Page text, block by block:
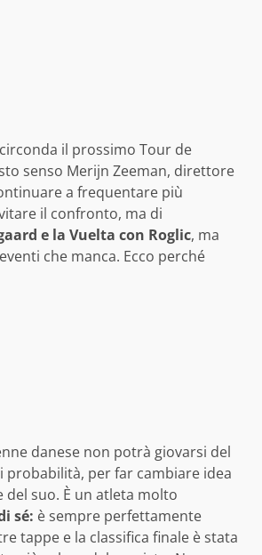
il prossimo Tour de
senso Merijn Zeeman, direttore
a frequentare più
il confronto, ma di
e la Vuelta con Roglic, ma
che manca. Ecco perché
danese non potrà giovarsi del
probabilità, per far cambiare idea
del suo. È un atleta molto
sé: è sempre perfettamente
tappe e la classifica finale è stata